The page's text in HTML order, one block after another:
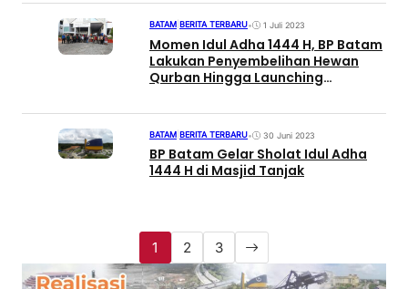
BATAM BERITA TERBARU• 1 Juli 2023
Momen Idul Adha 1444 H, BP Batam
Lakukan Penyembelihan Hewan
Qurban Hingga Launching
BATAM BERITA TERBARU• 30 Juni 2023
BP Batam Gelar Sholat Idul Adha
1444 H di Masjid Tanjak
1 2 3